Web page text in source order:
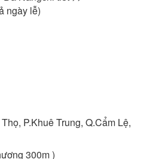
ngày lễ)
P.Khuê Trung, Q.Cẩm Lệ,
300m )